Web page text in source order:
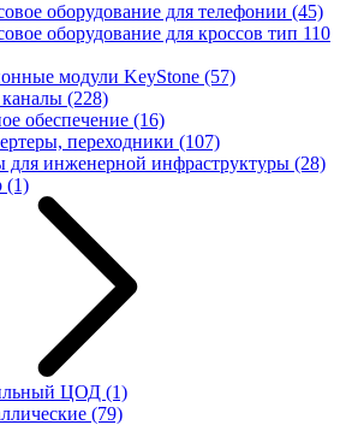
оборудование для телефонии (45)
оборудование для кроссов тип 110
модули KeyStone (57)
(228)
обеспечение (16)
переходники (107)
для инженерной инфраструктуры (28)
(1)
ЦОД (1)
(79)